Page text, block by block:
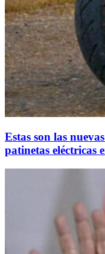
Estas son las
patinetas eléctricas